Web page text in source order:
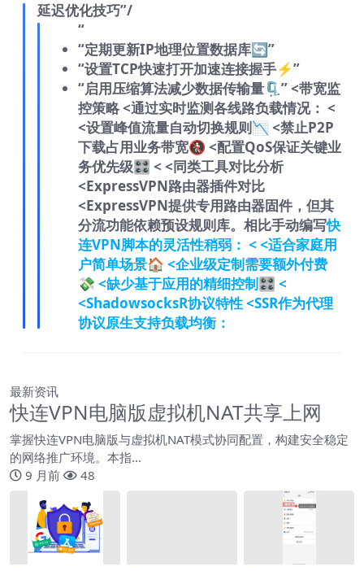
延迟优化技巧”/
“
“定期更新IP地理位置数据库🔄”
“设置TCP快速打开加速连接握手⚡”
“启用压缩算法减少数据传输量🗜️”<带宽监
控策略<通过实时监测各线路负载情况： <
<设置峰值流量自动切换规则📉 <禁止P2P
下载占用业务带宽🚷 <配置QoS保证关键业
务优先级🎛️ < <同类工具对比分析
<ExpressVPN路由器插件对比
<ExpressVPN提供专用路由器固件，但其
分流功能依赖预设规则库。相比手动编写快
连VPN脚本的灵活性稍弱： < <适合家庭用
户简单场景🏠 <企业级定制需要额外付费
💸 <缺少基于应用的精细控制🎛️ <
<ShadowsocksR协议特性<SSR作为代理
协议原生支持负载均衡：
最新资讯
快连VPN电脑版虚拟机NAT共享上网
掌握快连VPN电脑版与虚拟机NAT模式协同配置，构建安全稳定
的网络推广环境。本指...
9 月前
48